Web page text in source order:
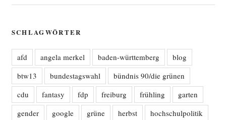
SCHLAGWÖRTER
afd angela merkel baden-württemberg
blog
btw13
bundestagswahl
bündnis 90/die grünen
cdu
fantasy fdp freiburg frühling
garten
gender
google grüne herbst
hochschulpolitik